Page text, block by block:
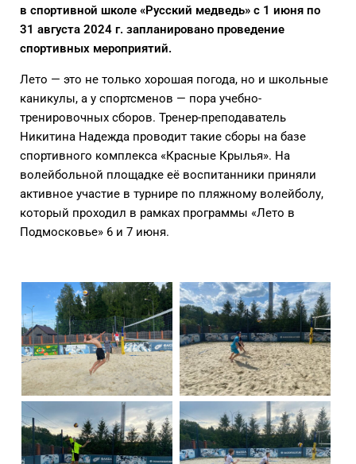
в спортивной школе «Русский медведь» с 1 июня по
31 августа 2024 г. запланировано проведение
спортивных мероприятий.
Лето — это не только хорошая погода, но и школьные
каникулы, а у спортсменов — пора учебно-
тренировочных сборов. Тренер-преподаватель
Никитина Надежда проводит такие сборы на базе
спортивного комплекса «Красные Крылья». На
волейбольной площадке её воспитанники приняли
активное участие в турнире по пляжному волейболу,
который проходил в рамках программы «Лето в
Подмосковье» 6 и 7 июня.